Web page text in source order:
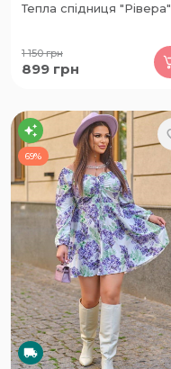
Тепла спідниця "Рівера"
1 150грн
899 грн
69%